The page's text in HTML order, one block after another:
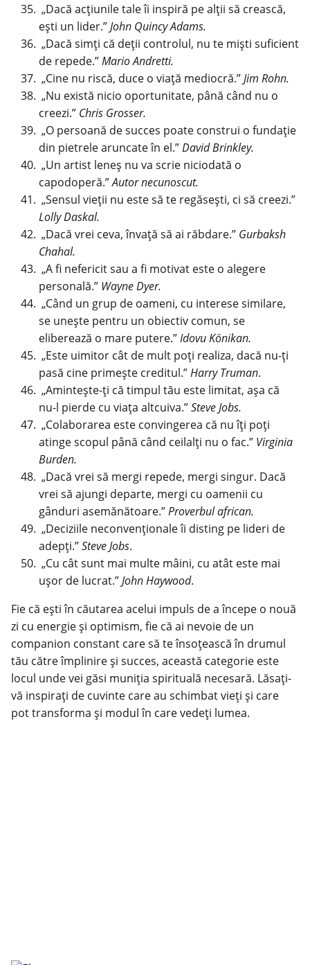
„Dacă acțiunile tale îi inspiră pe alții să crească,
ești un lider.”John Quincy Adams.
„Dacă simți că deții controlul, nu te miști suficient
de repede.”Mario Andretti.
„Cine nu riscă, duce o viață mediocră.”Jim Rohn.
„Nu există nicio oportunitate, până când nu o
creezi.” Chris Grosser.
„O persoană de succes poate construi o fundație
din pietrele aruncate în el.”David Brinkley.
„Un artist leneș nu va scrie niciodată o
capodoperă.”Autor necunoscut.
„Sensul vieții nu este să te regăsești, ci să creezi.”
Lolly Daskal.
„Dacă vrei ceva, învață să ai răbdare.” Gurbaksh
Chahal.
„A fi nefericit sau a fi motivat este o alegere
personală.” Wayne Dyer.
„Când un grup de oameni, cu interese similare,
se unește pentru un obiectiv comun, se
eliberează o mare putere.”Idovu Könikan.
„Este uimitor cât de mult poți realiza, dacă nu-ți
pasă cine primește creditul.”Harry Truman.
„Amintește-ți că timpul tău este limitat, așa că
nu-l pierde cu viața altcuiva.”Steve Jobs.
„Colaborarea este convingerea că nu îți poți
atinge scopul până când ceilalți nu o fac.” Virginia
Burden.
„Dacă vrei să mergi repede, mergi singur. Dacă
vrei să ajungi departe, mergi cu oamenii cu
gânduri asemănătoare.”Proverbul african.
„Deciziile neconvenționale îi disting pe lideri de
adepți.”Steve Jobs.
„Cu cât sunt mai multe mâini, cu atât este mai
ușor de lucrat.”John Haywood.
Fie că ești în căutarea acelui impuls de a începe o nouă
zi cu energie și optimism, fie că ai nevoie de un
companion constant care să te însoțească în drumul
tău către împlinire și succes, această categorie este
locul unde vei găsi muniția spirituală necesară. Lăsați-
vă inspirați de cuvinte care au schimbat vieți și care
pot transforma și modul în care vedeți lumea.